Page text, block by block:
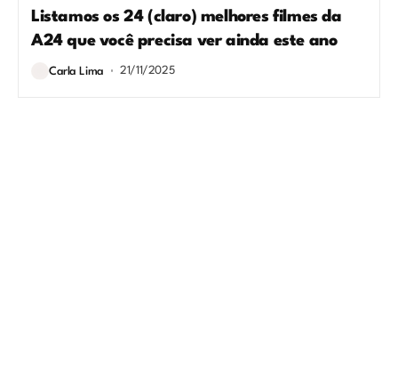
Listamos os 24 (claro) melhores filmes da
A24 que você precisa ver ainda este ano
Carla Lima 21/11/2025